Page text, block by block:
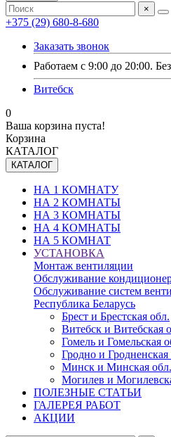
×
+375 (29) 680-8-680
Заказать звонок
Работаем с 9:00 до 20:00.
Витебск
0
Ваша корзина пуста!
Корзина
КАТАЛОГ
КАТАЛОГ
НА 1 КОМНАТУ
НА 2 КОМНАТЫ
НА 3 КОМНАТЫ
НА 4 КОМНАТЫ
НА 5 КОМНАТ
УСТАНОВКА
Монтаж вентиляции
Обслуживание
Обслуживание систем
Республика Беларусь
Брест и Брестская обл.
Витебск и Витебская
Гомель и Гомельская
Гродно и Гродненская
Минск и Минская обл.
Могилев и
ПОЛЕЗНЫЕ СТАТЬИ
ГАЛЕРЕЯ РАБОТ
АКЦИИ